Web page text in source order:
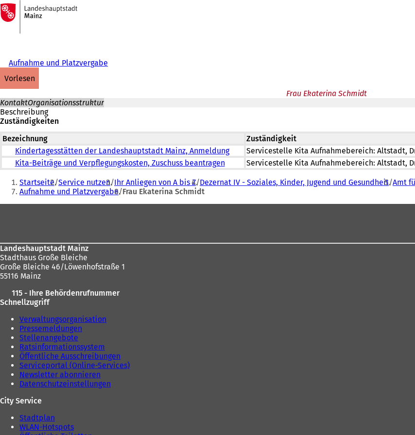
Inhalt anspringen
Zur
Startseite
Aufnahme und Platzvergabe
vorlesen
Frau Ekaterina Schmidt
KontaktOrganisationsstruktur
Beschreibung
Zuständigkeiten
Bezeichnung
Zuständigkeit
Kindertagesstätten der Landeshauptstadt Mainz, Anmeldung
Servicestelle Kita Aufnahmebereich: Altstadt,
Kita-Beiträge und Verpflegungskosten, Zuschuss beantragen
Servicestelle Kita Aufnahmebereich: Altstadt,
Sie
befinden
sich
Startseite Service nutzen Ihr Anliegen von A bis Z Dezernat IV - Soziales, Kinder, Jugend und Gesundheit Amt
Aufnahme und Platzvergabe Frau Ekaterina Schmidt
Landeshauptstadt Mainz
Stadthaus Große Bleiche
Große Bleiche 46/Löwenhofstraße 1
55116 Mainz
115 - Ihre Behördenrufnummer
Schnellzugriff
Verwaltungsorganisation
Pressemeldungen
Stellenangebote
Ratsinformationssystem
Öffentliche Ausschreibungen
Serviceportal (Online-Services)
Newsletter abonnieren
Datenschutzeinstellungen
City Service
Stadtplan
WLAN-Hotspots